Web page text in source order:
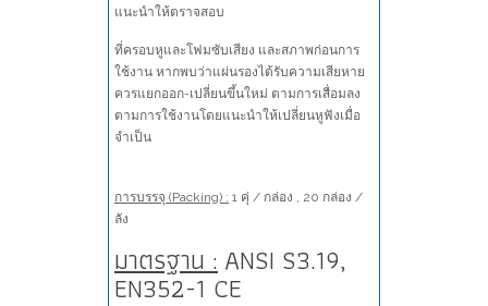
แนะนำให้ตราจสอบ
ที่ครอบหูและโฟมซับเสียง และสภาพก่อนการ
ใช้งาน หากพบว่าแผ่นรองได้รับความเสียหาย
ควรแยกออก-เปลี่ยนขึ้นใหม่ ตามการเสื่อมลง
ตามการใช้งานโดยแนะนำให้เปลี่ยนหูฟังเมื่อ
จำเป็น
การบรรจุ (Packing) : 1 คุ่ / กล่อง , 20 กล่อง /
ลัง
มาตรฐาน :ANSI S3.19,
EN352-1 CE